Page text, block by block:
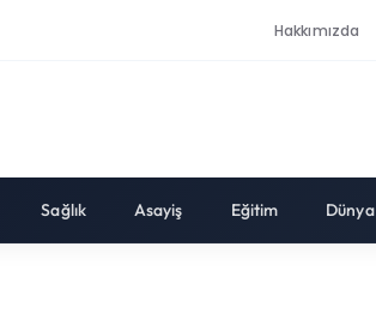
Hakkımızda
Sağlık Asayiş Eğitim Dünya